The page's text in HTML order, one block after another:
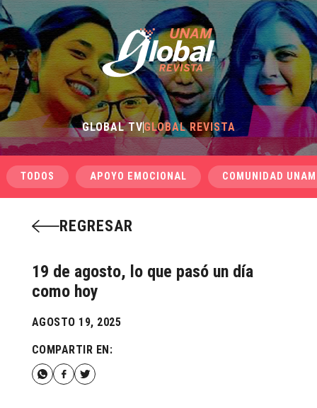
GLOBAL TVGLOBAL REVISTA
TODOS APOYO EMOCIONAL COMUNIDAD UNAM
REGRESAR
19 de agosto, lo que pasó un día
como hoy
AGOSTO 19, 2025
COMPARTIR EN: